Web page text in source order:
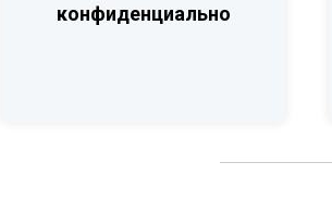
конфиденциально